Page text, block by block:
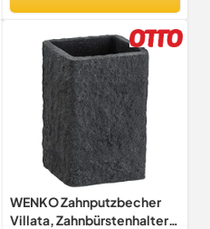
WENKO Zahnputzbecher
Villata, Zahnbürstenhalter